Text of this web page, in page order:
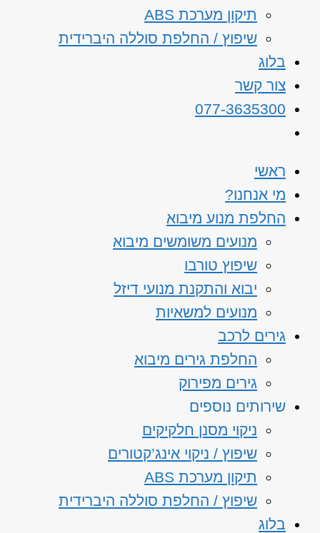
תיקון מערכת ABS
שיפוץ / החלפת סוללה היברידית
בלוג
צור קשר
077-3635300
ראשי
מי אנחנו?
החלפת מנוע מיבוא
מנועים משומשים מיבוא
שיפוץ טורבו
יבוא והתקנת מנועי דיזל
מנועים למשאיות
גירים לרכב
החלפת גירים מיבוא
גירים מפירוק
שירותים נוספים
ניקוי מסנן חלקיקים
שיפוץ / ניקוי אינג’קטורים
תיקון מערכת ABS
שיפוץ / החלפת סוללה היברידית
בלוג